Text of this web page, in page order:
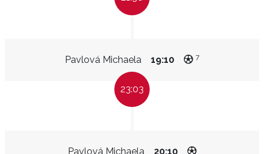
Pavlová Michaela 19:10 7
23:03
Pavlová Michaela 20:10